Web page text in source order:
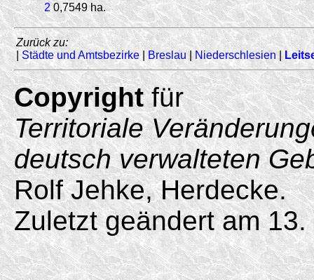
2 0,7549 ha.
Zurück zu:
|Städte und Amtsbezirke|Breslau |Niederschlesien |
Copyrightfür
Territoriale
deutsch verwalteten
Rolf Jehke, Herdecke.
Zuletzt geändert am 13.